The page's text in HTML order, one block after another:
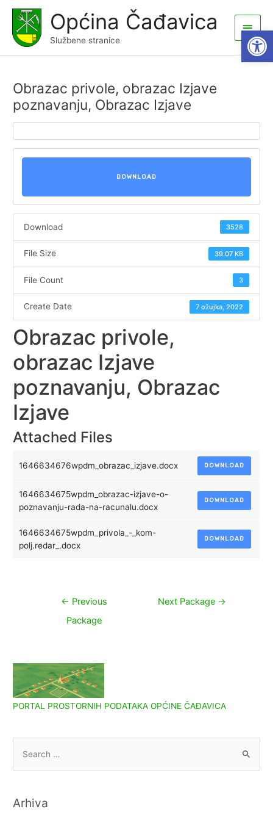
content
Općina Čađavica
Službene stranice
Main
Menu
Obrazac privole, obrazac Izjave
poznavanju, Obrazac Izjave
DOWNLOAD
Download 3528
File Size 39.07 KB
File Count 3
Create Date 7 ožujka, 2022
Obrazac privole,
obrazac Izjave
poznavanju, Obrazac
Izjave
Attached Files
1646634676wpdm_obrazac_izjave.docx DOWNLOAD
1646634675wpdm_obrazac-izjave-o-
poznavanju-rada-na-racunalu.docx
DOWNLOAD
1646634675wpdm_privola_-_kom-
polj.redar_.docx
DOWNLOAD
Navigacija
← Previous
Package
Next Package →
PORTAL PROSTORNIH PODATAKA OPĆINE ČAĐAVICA
Arhiva